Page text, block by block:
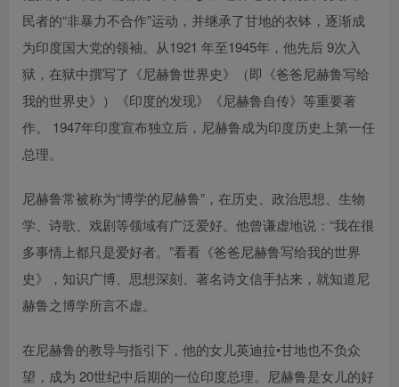
民者的“非暴力不合作”运动，并继承了甘地的衣钵，逐渐成
为印度国大党的领袖。从1921 年至1945年，他先后 9次入
狱，在狱中撰写了《尼赫鲁世界史》（即《爸爸尼赫鲁写给
我的世界史》）《印度的发现》《尼赫鲁自传》等重要著
作。 1947年印度宣布独立后，尼赫鲁成为印度历史上第一任
总理。
尼赫鲁常被称为“博学的尼赫鲁”，在历史、政治思想、生物
学、诗歌、戏剧等领域有广泛爱好。他曾谦虚地说：“我在很
多事情上都只是爱好者。”看看《爸爸尼赫鲁写给我的世界
史》，知识广博、思想深刻、著名诗文信手拈来，就知道尼
赫鲁之博学所言不虚。
在尼赫鲁的教导与指引下，他的女儿英迪拉•甘地也不负众
望，成为 20世纪中后期的一位印度总理。尼赫鲁是女儿的好